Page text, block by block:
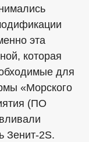
эта
которая
для
«Морского
(ПО
Зенит-2S.